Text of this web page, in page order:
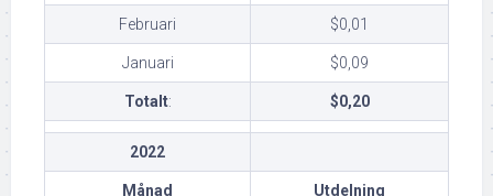
Februari $0,01
Januari $0,09
Totalt: $0,20
2022
Månad Utdelning